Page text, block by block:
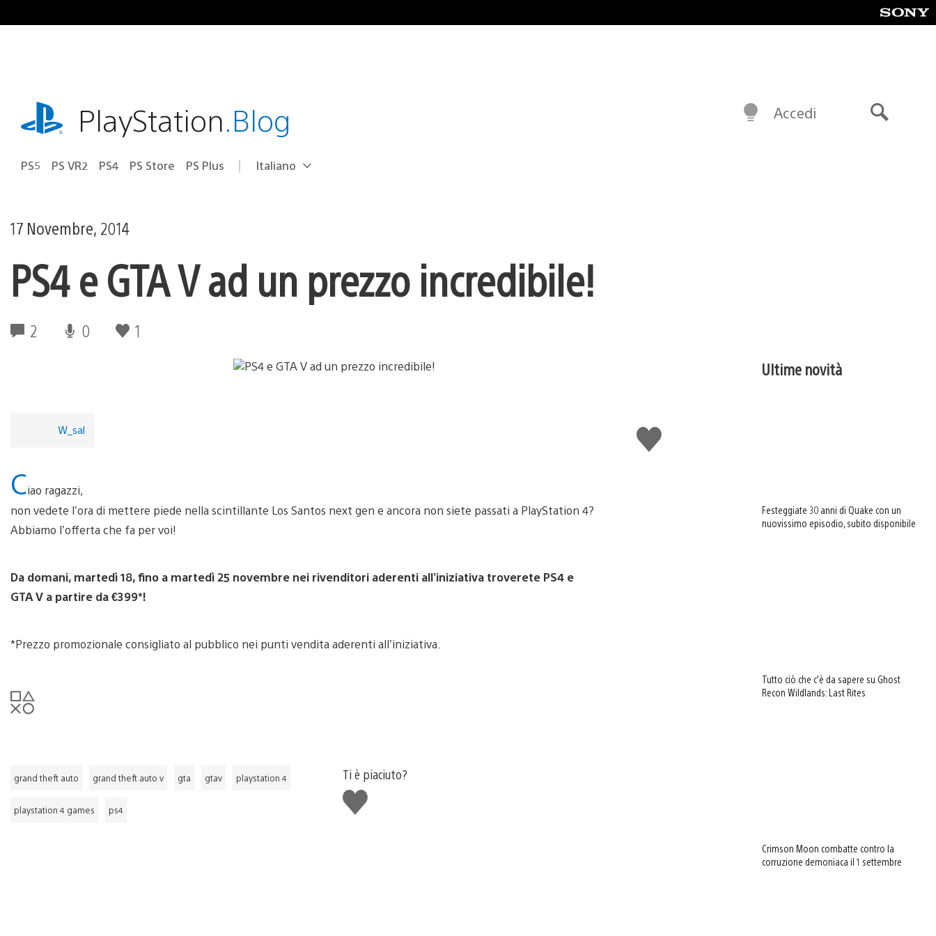
al
playstation.comPlayStation.Blog
PS5 PS VR2 PS4 PS Store PS Plus Seleziona
Regione
Italiano
Accedi
17 Novembre, 2014
PS4 e GTA V ad un prezzo incredibile!
2 0 1
Mi
piace
W_sal
Ciao ragazzi,
non vedete l’ora di mettere piede nella scintillante Los Santos next gen e ancora non siete passati a PlayStation 4?
Abbiamo l’offerta che fa per voi!
Da domani, martedì 18, fino a martedì 25 novembre nei rivenditori aderenti all’iniziativa troverete PS4 e
GTA V a partire da €399*!
*Prezzo promozionale consigliato al pubblico nei punti vendita aderenti all’iniziativa.
grand theft auto grand theft auto v gta gtav playstation 4
playstation 4 games ps4
Ti è piaciuto?
Mi
piace
Ultime novità
Festeggiate 30 anni di Quake con un
nuovissimo episodio, subito disponibile
Tutto ciò che c’è da sapere su Ghost
Recon Wildlands: Last Rites
Crimson Moon combatte contro la
corruzione demoniaca il 1 settembre